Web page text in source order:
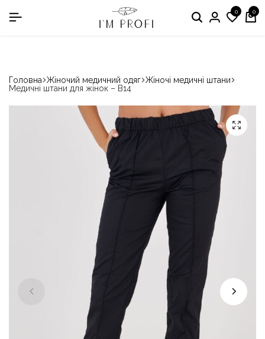
в номінації «Кращій виробник медичного одягу» 0 0
Головна Жіночий медичний одяг Жіночі медичні штани
Медичні штани для жінок – B14